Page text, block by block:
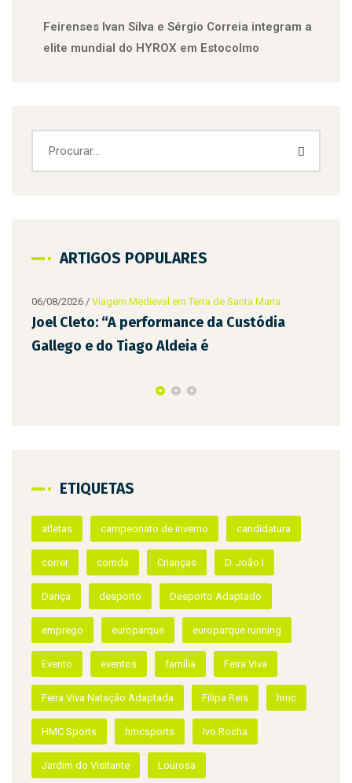
Feirenses Ivan Silva e Sérgio Correia integram a
elite mundial do HYROX em Estocolmo
ARTIGOS POPULARES
Santa Maria
Custódia
D. Teresa e Afonso Henriques visitam
Infantes da Terra de Santa Maria
ETIQUETAS
atletas campeonato de inverno candidatura
correr corrida Crianças D. João I
Dança desporto Desporto Adaptado
emprego europarque europarque running